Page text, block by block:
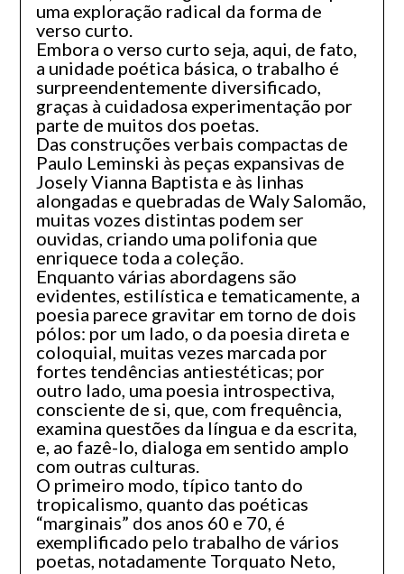
uma exploração radical da forma de
verso curto.
Embora o verso curto seja, aqui, de fato,
a unidade poética básica, o trabalho é
surpreendentemente diversificado,
graças à cuidadosa experimentação por
parte de muitos dos poetas.
Das construções verbais compactas de
Paulo Leminski às peças expansivas de
Josely Vianna Baptista e às linhas
alongadas e quebradas de Waly Salomão,
muitas vozes distintas podem ser
ouvidas, criando uma polifonia que
enriquece toda a coleção.
Enquanto várias abordagens são
evidentes, estilística e tematicamente, a
poesia parece gravitar em torno de dois
pólos: por um lado, o da poesia direta e
coloquial, muitas vezes marcada por
fortes tendências antiestéticas; por
outro lado, uma poesia introspectiva,
consciente de si, que, com frequência,
examina questões da língua e da escrita,
e, ao fazê-lo, dialoga em sentido amplo
com outras culturas.
O primeiro modo, típico tanto do
tropicalismo, quanto das poéticas
“marginais” dos anos 60 e 70, é
exemplificado pelo trabalho de vários
poetas, notadamente Torquato Neto,